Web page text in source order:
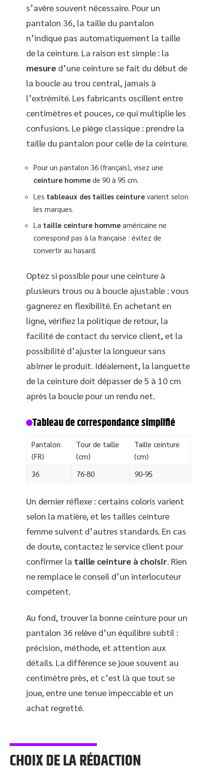
s’avère souvent nécessaire. Pour un
pantalon 36, la taille du pantalon
n’indique pas automatiquement la taille
de la ceinture. La raison est simple : la
mesure d’une ceinture se fait du début de
la boucle au trou central, jamais à
l’extrémité. Les fabricants oscillent entre
centimètres et pouces, ce qui multiplie les
confusions. Le piège classique : prendre la
taille du pantalon pour celle de la ceinture.
Pour un pantalon 36 (français), visez une
ceinture homme de 90 à 95 cm.
Les tableaux des tailles ceinture varient selon
les marques.
La taille ceinture homme américaine ne
correspond pas à la française : évitez de
convertir au hasard.
Optez si possible pour une ceinture à
plusieurs trous ou à boucle ajustable : vous
gagnerez en flexibilité. En achetant en
ligne, vérifiez la politique de retour, la
facilité de contact du service client, et la
possibilité d’ajuster la longueur sans
abîmer le produit. Idéalement, la languette
de la ceinture doit dépasser de 5 à 10 cm
après la boucle pour un rendu net.
Tableau de correspondance simplifié
Pantalon
(FR)
Tour de taille
(cm)
Taille ceinture
(cm)
36
76-80 90-95
Un dernier réflexe : certains coloris varient
selon la matière, et les tailles ceinture
femme suivent d’autres standards. En cas
de doute, contactez le service client pour
confirmer la taille ceinture à choisir. Rien
ne remplace le conseil d’un interlocuteur
compétent.
Au fond, trouver la bonne ceinture pour un
pantalon 36 relève d’un équilibre subtil :
précision, méthode, et attention aux
détails. La différence se joue souvent au
centimètre près, et c’est là que tout se
joue, entre une tenue impeccable et un
achat regretté.
CHOIX DE LA RÉDACTION